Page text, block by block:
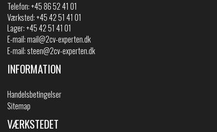
Telefon:+45 86 52 41 01
Værksted: +45 42 51 41 01
Lager: +45 42 51 41 01
E-mail:mail@2cv-experten.dk
E-mail:steen@2cv-experten.dk
INFORMATION
Handelsbetingelser
Sitemap
VÆRKSTEDET